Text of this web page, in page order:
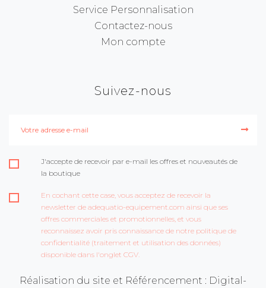
Service Personnalisation
Contactez-nous
Mon compte
Suivez-nous
J'accepte de recevoir par e-mail les offres et nouveautés de
la boutique
En cochant cette case, vous acceptez de recevoir la
newsletter de adequatio-equipement.com ainsi que ses
offres commerciales et promotionnelles, et vous
reconnaissez avoir pris connaissance de notre politique de
confidentialité (traitement et utilisation des données)
disponible dans l'onglet CGV.
Réalisation du site et Référencement : Digital-